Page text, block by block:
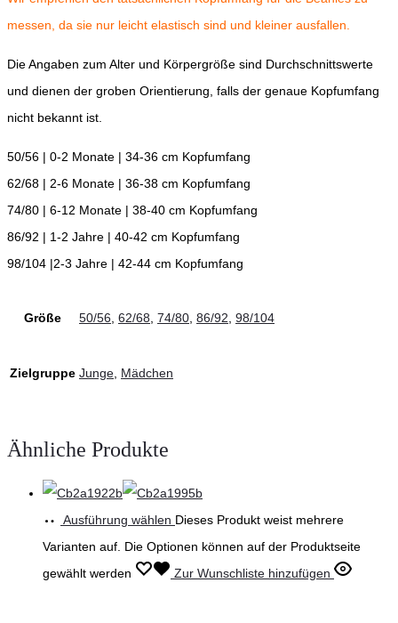
messen, da sie nur leicht elastisch sind und kleiner ausfallen.
Die Angaben zum Alter und Körpergröße sind Durchschnittswerte
und dienen der groben Orientierung, falls der genaue Kopfumfang
nicht bekannt ist.
50/56 | 0-2 Monate | 34-36 cm Kopfumfang
62/68 | 2-6 Monate | 36-38 cm Kopfumfang
74/80 | 6-12 Monate | 38-40 cm Kopfumfang
86/92 | 1-2 Jahre | 40-42 cm Kopfumfang
98/104 |2-3 Jahre | 42-44 cm Kopfumfang
Größe 50/56, 62/68, 74/80, 86/92, 98/104
Zielgruppe Junge, Mädchen
Ähnliche Produkte
Ausführung wählen Dieses Produkt weist mehrere
Varianten auf. Die Optionen können auf der Produktseite
gewählt werden
Zur Wunschliste hinzufügen